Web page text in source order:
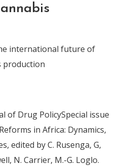
international future of
production
of Drug PolicySpecial issue
in Africa: Dynamics,
edited by C. Rusenga, G,
N. Carrier, M.-G. Loglo.